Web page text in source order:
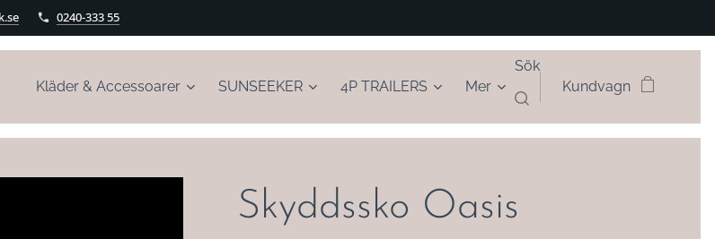
0240-333 55
Kläder & Accessoarer SUNSEEKER 4P TRAILERS Mer
Sök
Kundvagn
Skyddssko Oasis